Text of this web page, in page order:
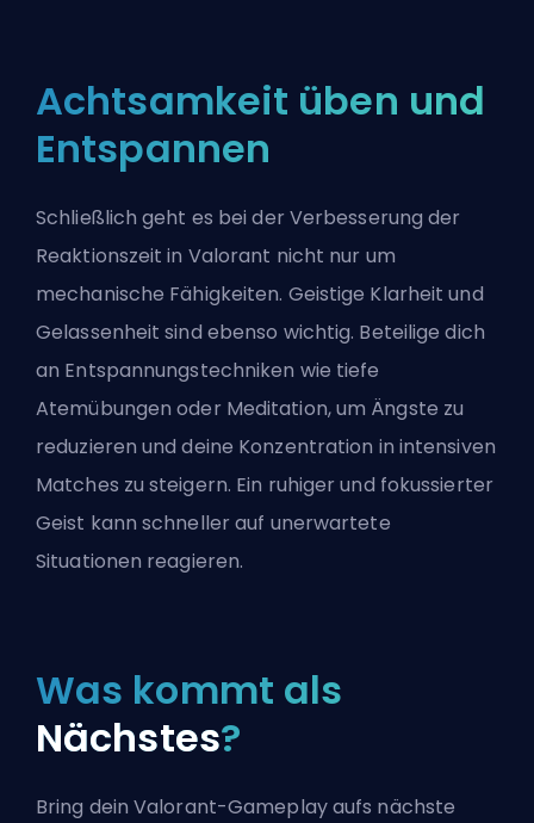
Achtsamkeit üben und
Entspannen
Schließlich geht es bei der Verbesserung der
Reaktionszeit in Valorant nicht nur um
mechanische Fähigkeiten. Geistige Klarheit und
Gelassenheit sind ebenso wichtig. Beteilige dich
an Entspannungstechniken wie tiefe
Atemübungen oder Meditation, um Ängste zu
reduzieren und deine Konzentration in intensiven
Matches zu steigern. Ein ruhiger und fokussierter
Geist kann schneller auf unerwartete
Situationen reagieren.
Was kommt als
Nächstes?
Bring dein Valorant-Gameplay aufs nächste